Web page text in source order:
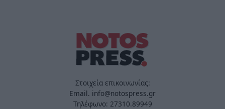
Στοιχεία επικοινωνίας:
Email. info@notospress.gr
Τηλέφωνο: 27310.89949